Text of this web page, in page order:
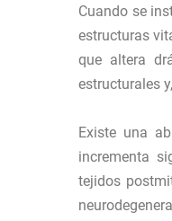
Cuando se
estructuras
que altera
estructurales
Existe una
incrementa
tejidos